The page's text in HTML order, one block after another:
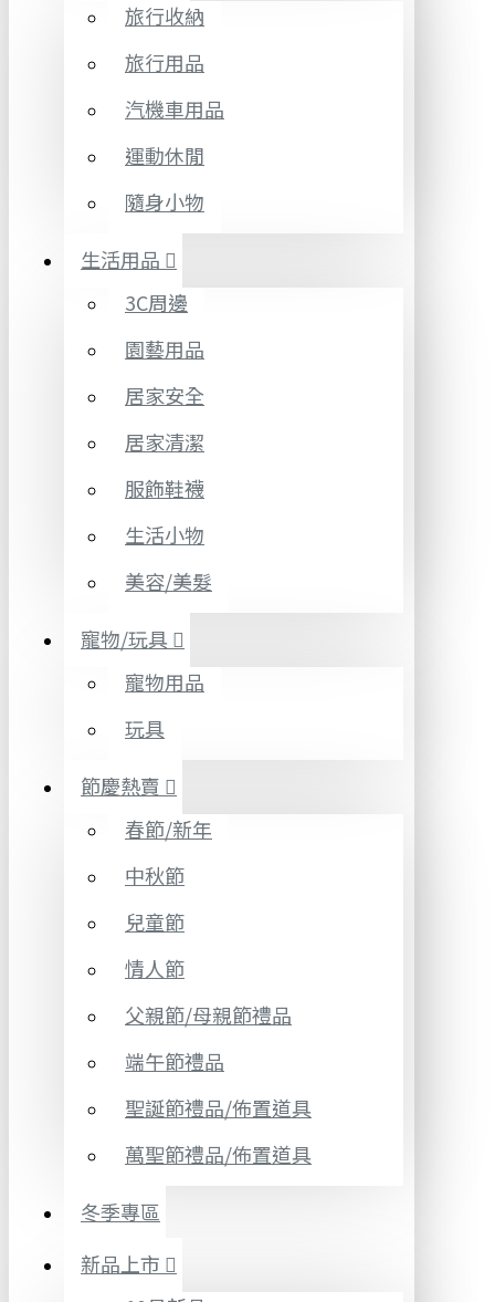
旅行收納
旅行用品
汽機車用品
運動休閒
隨身小物
生活用品
3C周邊
園藝用品
居家安全
居家清潔
服飾鞋襪
生活小物
美容/美髮
寵物/玩具
寵物用品
玩具
節慶熱賣
春節/新年
中秋節
兒童節
情人節
父親節/母親節禮品
端午節禮品
聖誕節禮品/佈置道具
萬聖節禮品/佈置道具
冬季專區
新品上市